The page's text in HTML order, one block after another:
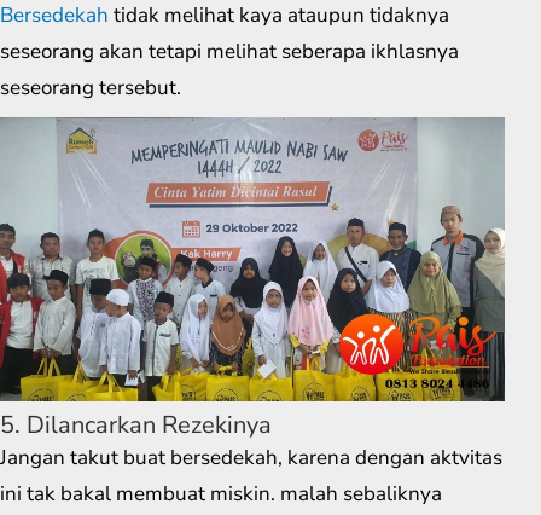
Bersedekah tidak melihat kaya ataupun tidaknya
seseorang akan tetapi melihat seberapa ikhlasnya
seseorang tersebut.
5. Dilancarkan Rezekinya
Jangan takut buat bersedekah, karena dengan aktvitas
ini tak bakal membuat miskin. malah sebaliknya